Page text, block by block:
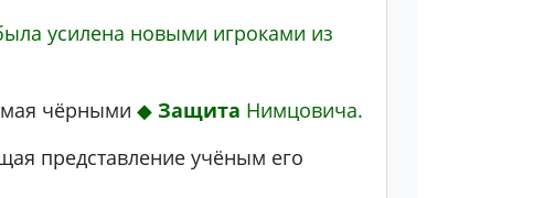
усилена новыми игроками из
чёрными ◆ Защита Нимцовича.
представление учёным его